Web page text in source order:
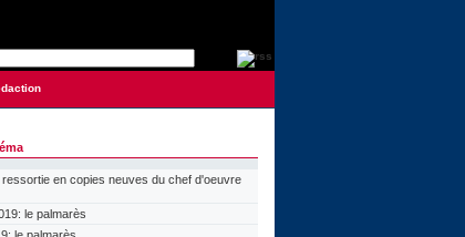
ressortie en copies neuves du chef d'oeuvre
le palmarès